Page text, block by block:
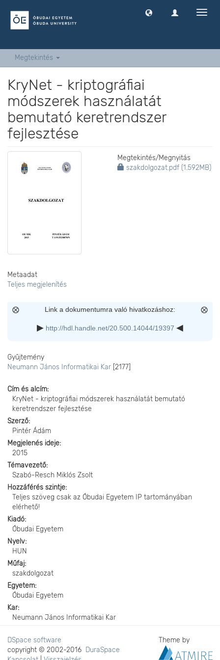
Megtekintés
KryNet - kriptográfiai
módszerek használatát
bemutató keretrendszer
fejlesztése
Megtekintés/Megnyitás
szakdolgozat.pdf (1.592MB)
Metaadat
Teljes megjelenítés
Link a dokumentumra való hivatkozáshoz:
http://hdl.handle.net/20.500.14044/19397
Gyűjtemény
Neumann János Informatikai Kar [2177]
Cím és alcím
KryNet - kriptográfiai módszerek használatát bemutató
keretrendszer fejlesztése
Szerző
Pintér Ádám
Megjelenés ideje
2015
Témavezető
Szabó-Resch Miklós Zsolt
Hozzáférés szintje
Teljes szöveg csak az Óbudai Egyetem IP tartományában
elérhető!
Kiadó
Óbudai Egyetem
Nyelv
HUN
Műfaj
szakdolgozat
Egyetem
Óbudai Egyetem
Kar
Neumann János Informatikai Kar
DSpace software
copyright © 2002-2016 DuraSpace
Theme by